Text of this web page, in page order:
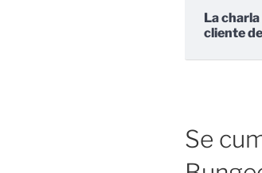
La
cliente
Se